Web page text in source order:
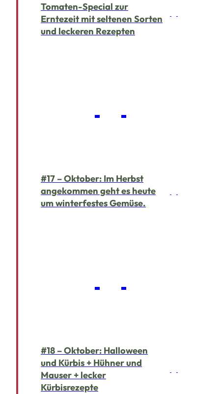
Tomaten-Special zur
Erntezeit mit seltenen Sorten
und leckeren Rezepten
#17 – Oktober: Im Herbst
angekommen geht es heute
um winterfestes Gemüse.
#18 – Oktober: Halloween
und Kürbis + Hühner und
Mauser + lecker
Kürbisrezepte